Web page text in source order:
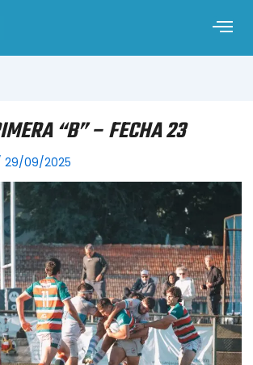
“B” – FECHA 23
29/09/2025